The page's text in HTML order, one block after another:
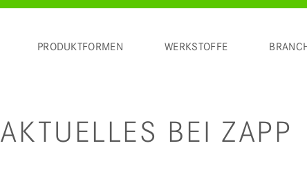
PRODUKTFORMEN WERKSTOFFE
AKTUELLES BEI ZAPP